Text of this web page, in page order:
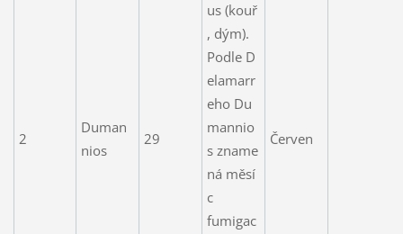
2
Duman
nios
29
us (kouř
, dým).
Podle D
elamarr
eho Du
mannio
s zname
ná měsí
c
fumigac
Červen